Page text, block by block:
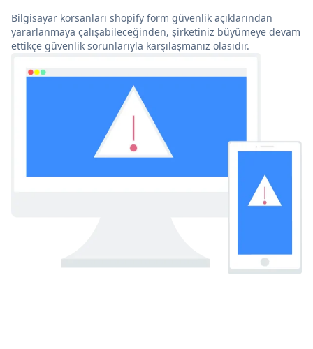
Bilgisayar korsanları shopify form güvenlik açıklarından
yararlanmaya çalışabileceğinden, şirketiniz büyümeye devam
ettikçe güvenlik sorunlarıyla karşılaşmanız olasıdır.